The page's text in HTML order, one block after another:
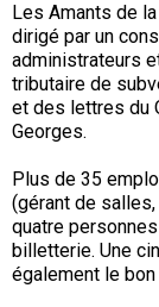
Entrecours du
Espace Carpe
CONTACT
Les Amants de
dirigé par un
administrateurs
tributaire de
et des lettres du
Georges.
Plus de 35
(gérant de
quatre
billetterie. Une
également le